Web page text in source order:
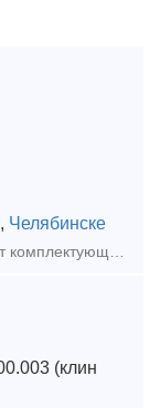
, Челябинске